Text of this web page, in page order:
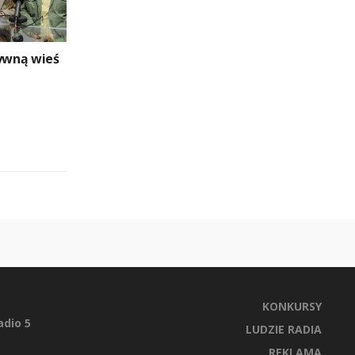
wieś
5
KONKURSY
LUDZIE RADIA